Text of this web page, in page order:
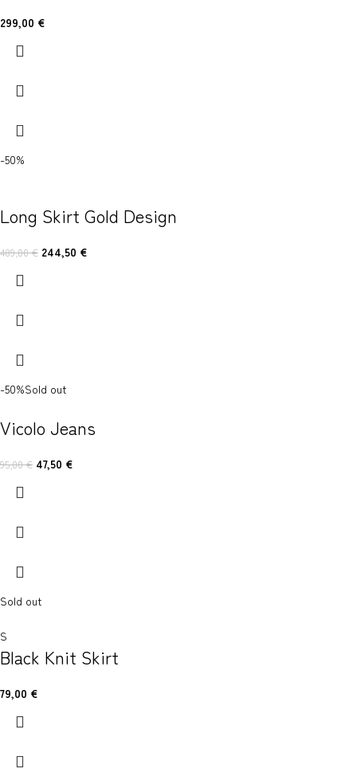
299,00 €
-50%
Long Skirt Gold Design
489,00€ 244,50 €
-50%Sold out
Vicolo Jeans
95,00€ 47,50 €
Sold out
S
Black Knit Skirt
79,00 €